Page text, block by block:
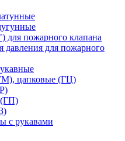
для пожарного клапана
для пожарного
цапковые (ГЦ)
(ГП)
с рукавами